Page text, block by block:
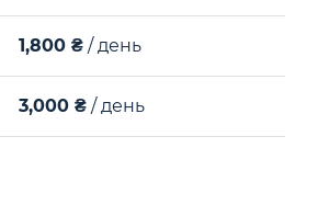
1,800 ₴ / день
3,000 ₴ / день